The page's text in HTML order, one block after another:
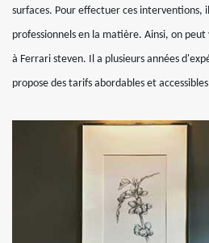
surfaces. Pour effectuer ces interventions,
professionnels en la matière. Ainsi, on peut
à Ferrari steven. Il a plusieurs années
propose des tarifs abordables et